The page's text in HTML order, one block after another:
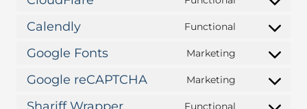
service
Consent
cloudflare
Calendly Functional
Consent
calendly
Google Fonts Marketing
Consent
Google reCAPTCHA Marketing
Consent
Shariff Wrapper Functional